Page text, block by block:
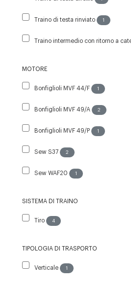
Traino di testa rinviato 1
Traino intermedio con ritorno a
MOTORE
Bonfiglioli MVF 44/F 1
Bonfiglioli MVF 49/A 2
Bonfiglioli MVF 49/P 1
Sew S37 2
Sew WAF20 1
SISTEMA DI TRAINO
Tiro 4
TIPOLOGIA DI TRASPORTO
Verticale 1